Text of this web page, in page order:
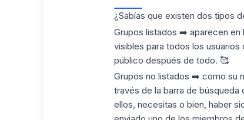
¿Sabías que existen dos tipos
Grupos listados ➡️ aparecen en
visibles para todos los
público después de todo. 🥰
Grupos no listados ➡️ como su
través de la barra de búsqueda
ellos, necesitas o bien, haber